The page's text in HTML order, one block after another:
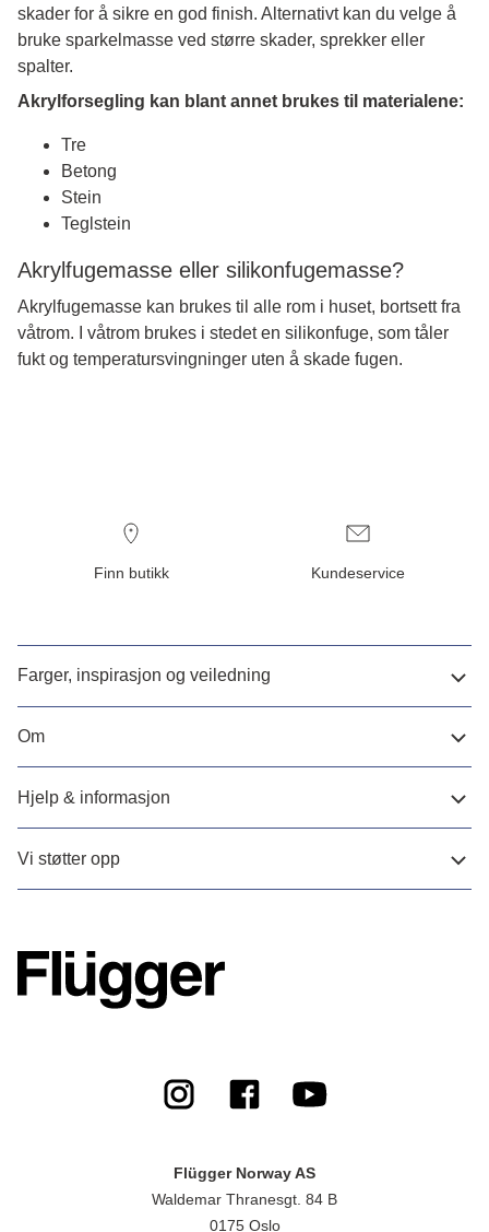
skader for å sikre en god finish. Alternativt kan du velge å
bruke sparkelmasse ved større skader, sprekker eller
spalter.
Akrylforsegling kan blant annet brukes til materialene:
Tre
Betong
Stein
Teglstein
Akrylfugemasse eller silikonfugemasse?
Akrylfugemasse kan brukes til alle rom i huset, bortsett fra
våtrom. I våtrom brukes i stedet en silikonfuge, som tåler
fukt og temperatursvingninger uten å skade fugen.
Finn butikk Kundeservice
Farger, inspirasjon og veiledning
Om
Hjelp & informasjon
Vi støtter opp
Flügger Norway AS
Waldemar Thranesgt. 84 B
0175 Oslo